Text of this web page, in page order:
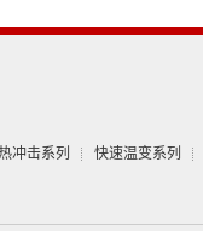
冲击系列 快速温变系列